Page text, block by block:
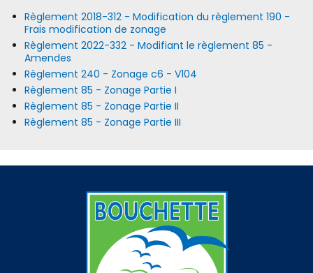
Règlement 2018-312 - Modification du règlement 190 -
Frais modification de zonage
Règlement 2022-332 - Modifiant le règlement 85 -
Amendes
Règlement 240 - Zonage c6 - V104
Règlement 85 - Zonage Partie I
Règlement 85 - Zonage Partie II
Règlement 85 - Zonage Partie III